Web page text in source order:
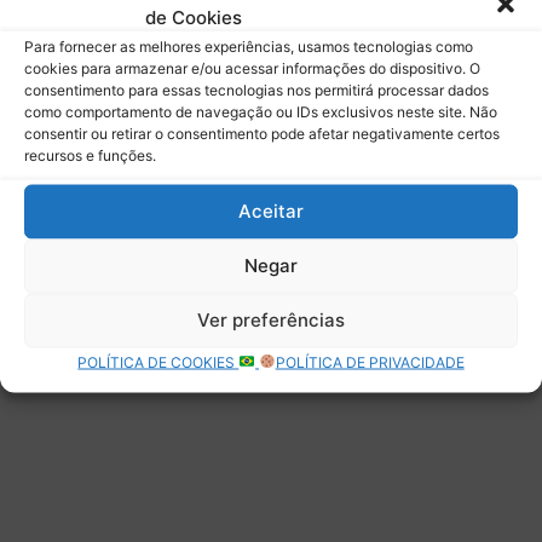
de Cookies
Para fornecer as melhores experiências, usamos tecnologias como
cookies para armazenar e/ou acessar informações do dispositivo. O
consentimento para essas tecnologias nos permitirá processar dados
como comportamento de navegação ou IDs exclusivos neste site. Não
consentir ou retirar o consentimento pode afetar negativamente certos
recursos e funções.
Aceitar
Negar
Ver preferências
POLÍTICA DE COOKIES POLÍTICA DE PRIVACIDADE
Deixe uma resposta